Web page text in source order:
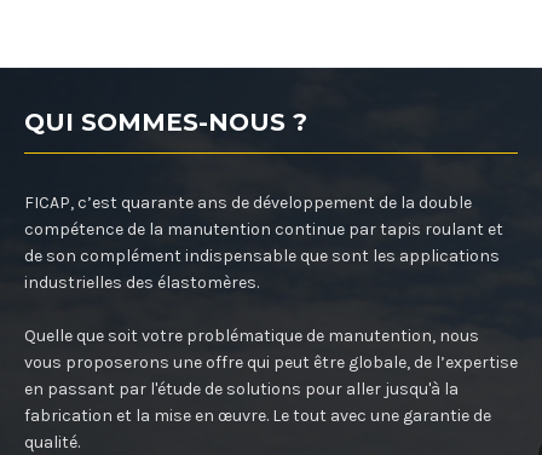
QUI SOMMES-NOUS ?
FICAP, c’est quarante ans de développement de la double
compétence de la manutention continue par tapis roulant et
de son complément indispensable que sont les applications
industrielles des élastomères.
Quelle que soit votre problématique de manutention, nous
vous proposerons une offre qui peut être globale, de l’expertise
en passant par l'étude de solutions pour aller jusqu'à la
fabrication et la mise en œuvre. Le tout avec une garantie de
qualité.